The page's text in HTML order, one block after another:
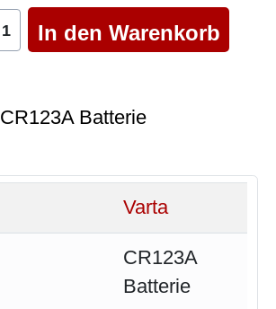
CR123A Batterie
Varta
CR123A
Batterie